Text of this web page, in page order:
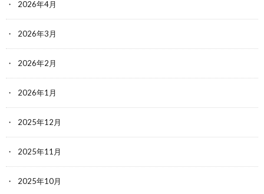
2026年4月
2026年3月
2026年2月
2026年1月
2025年12月
2025年11月
2025年10月